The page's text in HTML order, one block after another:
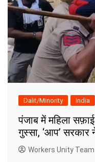
Dalit/Minority India
पंजाब में महिला सफ़ाई
गुस्सा, ‘आप’
Workers Unity Team